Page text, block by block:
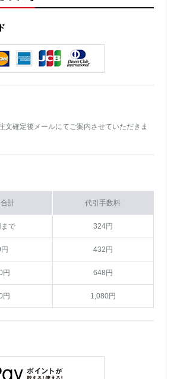
文確定後メールにてご案内させていただきま
計 代引手数料
で 324円
432円
円 648円
円 1,080円